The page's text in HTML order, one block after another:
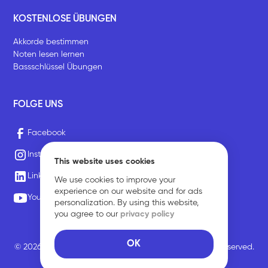
This website uses cookies
We use cookies to improve your
experience on our website and for ads
personalization. By using this website,
you agree to our privacy policy
OK
KOSTENLOSE ÜBUNGEN
Akkorde bestimmen
Noten lesen lernen
Bassschlüssel Übungen
FOLGE UNS
Facebook
Instagram
LinkedIn
Youtube
© 2026 Sirius Music Communications GmbH. All rights reserved.